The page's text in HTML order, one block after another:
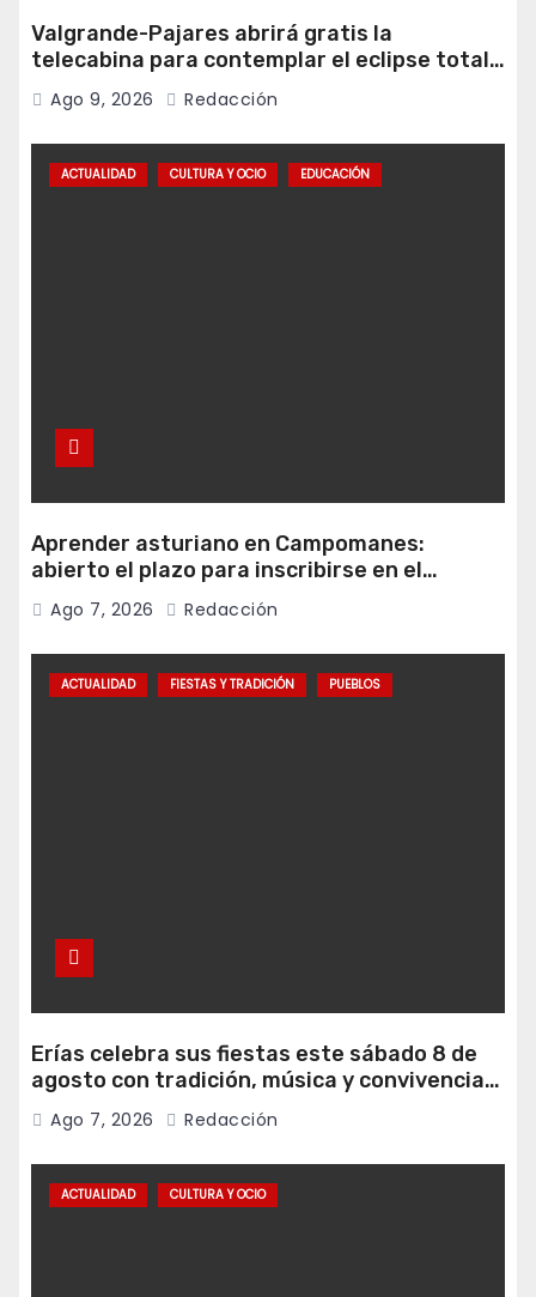
Valgrande-Pajares abrirá gratis la
telecabina para contemplar el eclipse total
desde Cuitunigru
Ago 9, 2026 Redacción
ACTUALIDAD CULTURA Y OCIO EDUCACIÓN
Aprender asturiano en Campomanes:
abierto el plazo para inscribirse en el
programa Falamos
Ago 7, 2026 Redacción
ACTUALIDAD FIESTAS Y TRADICIÓN PUEBLOS
Erías celebra sus fiestas este sábado 8 de
agosto con tradición, música y convivencia
vecinal
Ago 7, 2026 Redacción
ACTUALIDAD CULTURA Y OCIO